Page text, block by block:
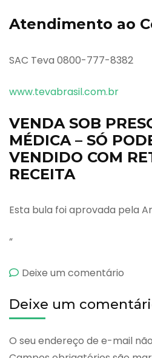
Atendimento ao
SAC Teva 0800-777-8382
www.tevabrasil.com.br
VENDA SOB
MÉDICA – SÓ
VENDIDO COM
RECEITA
Esta bula foi aprovada pela
“
Deixe um comentário
Deixe um
O seu endereço de e-mail